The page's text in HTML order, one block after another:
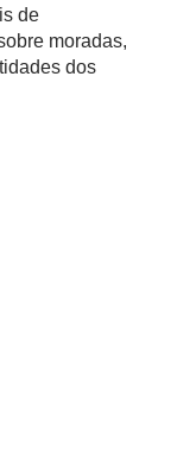
de
moradas,
dos